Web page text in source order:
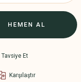
HEMEN AL
Tavsiye Et
Karşılaştır